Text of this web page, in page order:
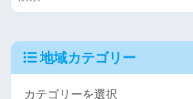
地域カテゴリー